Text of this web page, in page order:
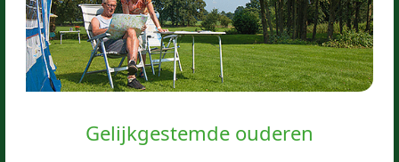
Gelijkgestemde ouderen